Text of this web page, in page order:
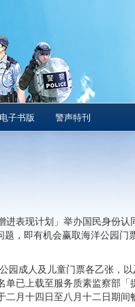
电子书版 警声特刊
进表现计划」举办国民身份认
，即有机会赢取海洋公园门票
园成人及儿童门票各乙张，
已上载至服务质素监察部「
月十四日至八月十二日期间